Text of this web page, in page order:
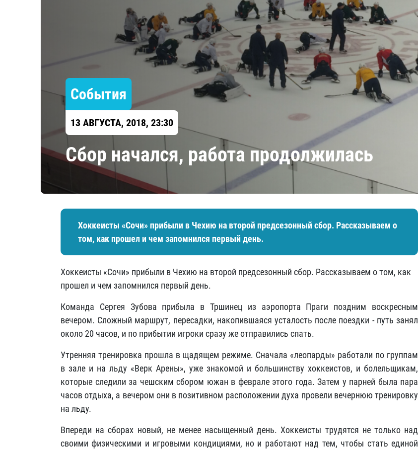
Северсталь
ЦСКА
Шанхайские Драконы
Амур
Барыс
Салават Юлаев
Сибирь
События
13 АВГУСТА, 2018, 23:30
Сбор начался, работа продолжилась
Хоккеисты «Сочи» прибыли в Чехию на второй предсезонный сбор. Рассказываем о
том, как прошел и чем запомнился первый день.
Хоккеисты «Сочи» прибыли в Чехию на второй предсезонный сбор. Рассказываем о том, как
прошел и чем запомнился первый день.
Команда Сергея Зубова прибыла в Тршинец из аэропорта Праги поздним воскресным
вечером. Сложный маршрут, пересадки, накопившаяся усталость после поездки - путь занял
около 20 часов, и по прибытии игроки сразу же отправились спать.
Утренняя тренировка прошла в щадящем режиме. Сначала «леопарды» работали по группам
в зале и на льду «Верк Арены», уже знакомой и большинству хоккеистов, и болельщикам,
которые следили за чешским сбором южан в феврале этого года. Затем у парней была пара
часов отдыха, а вечером они в позитивном расположении духа провели вечернюю тренировку
на льду.
Впереди на сборах новый, не менее насыщенный день. Хоккеисты трудятся не только над
своими физическими и игровыми кондициями, но и работают над тем, чтобы стать единой